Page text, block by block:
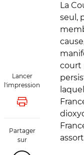
Lancer
l'impression
Lancer
Partager
sur
La
seul,
court